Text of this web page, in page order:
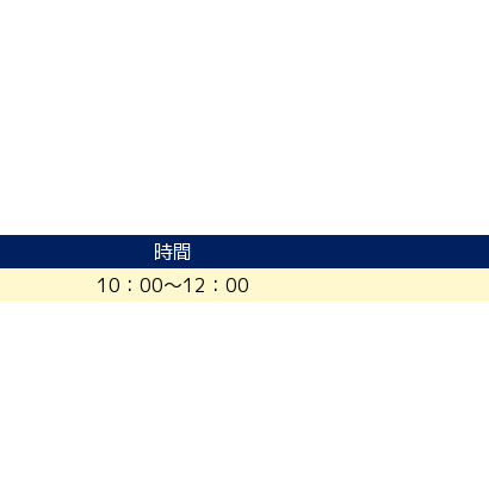
時間
10：00～12：00